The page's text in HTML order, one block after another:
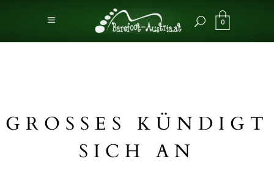
0
GROSSES KÜNDIGT S
ICH AN